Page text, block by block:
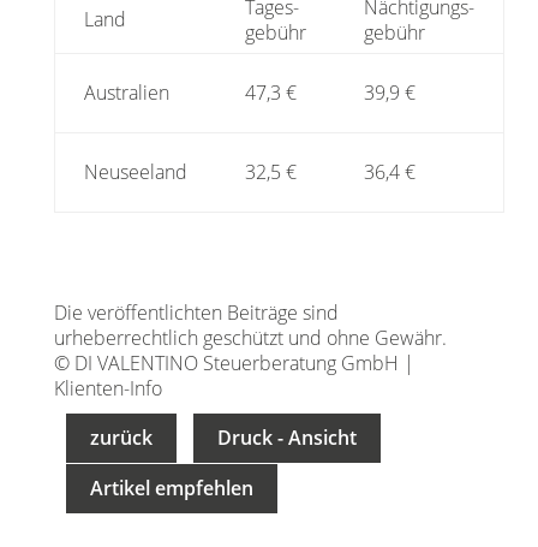
Land
Tages-
gebühr
Nächtigungs-
gebühr
Australien 47,3 € 39,9 €
Neuseeland 32,5 € 36,4 €
Die veröffentlichten Beiträge sind
urheberrechtlich geschützt und ohne Gewähr.
© DI VALENTINO Steuerberatung GmbH |
Klienten-Info
zurück
Druck - Ansicht
Artikel empfehlen